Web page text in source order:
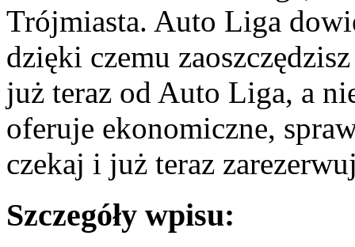
Trójmiasta. Auto Liga
dzięki czemu
już teraz od Auto Liga, a
oferuje ekonomiczne,
czekaj i już teraz
Szczegóły wpisu: